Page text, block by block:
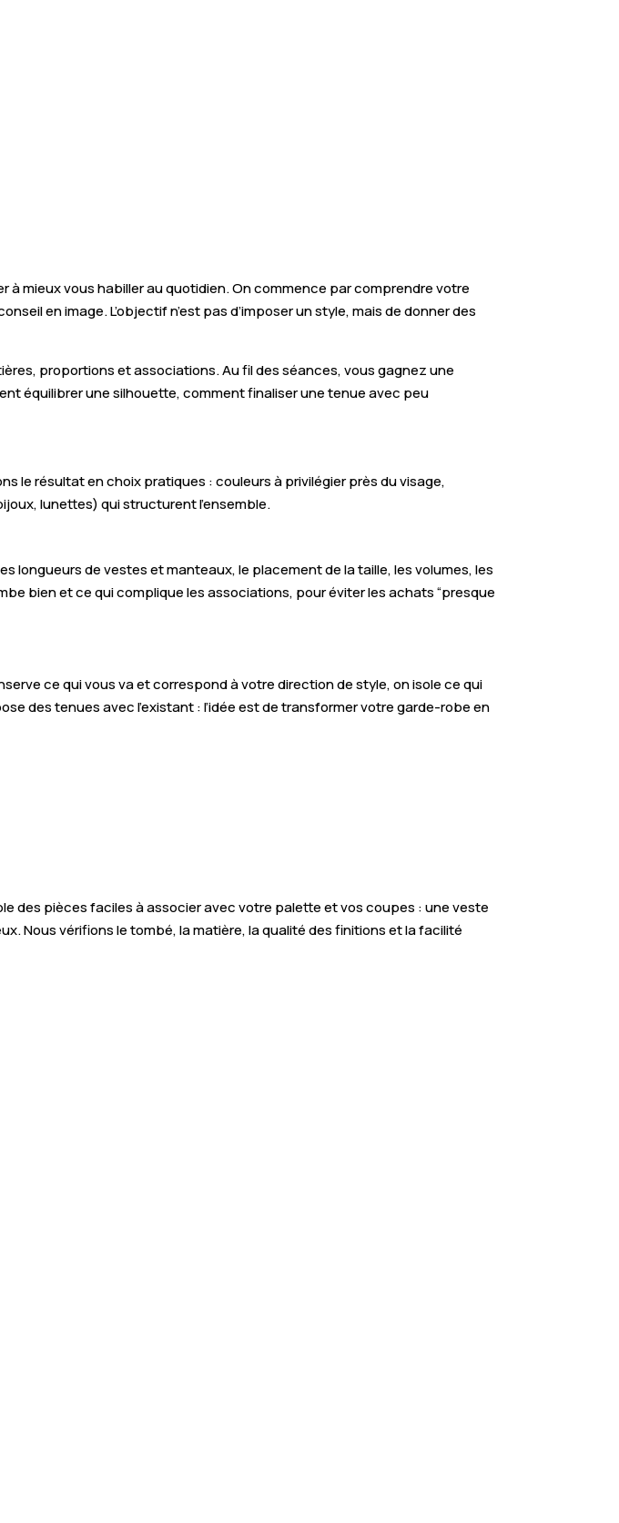
mieux vous habiller au quotidien. On commence par comprendre votre
en image. L’objectif n’est pas d’imposer un style, mais de donner des
proportions et associations. Au fil des séances, vous gagnez une
équilibrer une silhouette, comment finaliser une tenue avec peu
le résultat en choix pratiques : couleurs à privilégier près du visage,
lunettes) qui structurent l’ensemble.
longueurs de vestes et manteaux, le placement de la taille, les volumes, les
bien et ce qui complique les associations, pour éviter les achats “presque
ce qui vous va et correspond à votre direction de style, on isole ce qui
des tenues avec l’existant : l’idée est de transformer votre garde-robe en
des pièces faciles à associer avec votre palette et vos coupes : une veste
Nous vérifions le tombé, la matière, la qualité des finitions et la facilité